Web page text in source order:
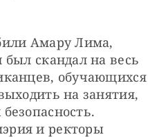
Амару Лима,
был скандал на весь
обучающихся
на занятия,
и ректоры